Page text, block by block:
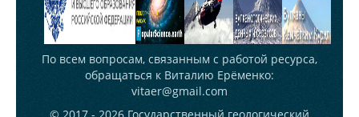
По всем вопросам, связанным с работой ресурса,
обращаться к Виталию Ерёменко:
vitaer@gmail.com